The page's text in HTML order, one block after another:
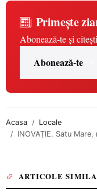
Primește
Abonează-te și
Abonează-te
Acasa
Locale
INOVAȚIE. Satu
ARTICOLE